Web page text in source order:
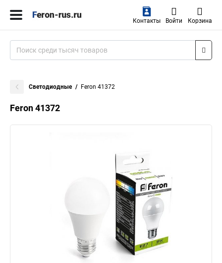
Контакты Войти Корзина
Светодиодные Feron 41372
Feron 41372